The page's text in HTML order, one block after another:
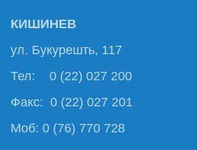
КИШИНЕВ
ул. Букурешть, 117
Тел: 0 (22) 027 200
Факс: 0 (22) 027 201
Моб: 0 (76) 770 728